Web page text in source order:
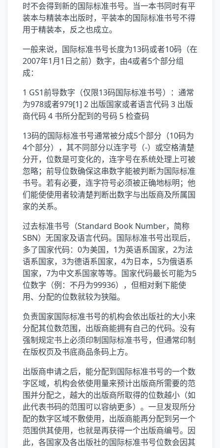
时不会得到新的国际标准书号。当一本书同时有平
装本与精装本出版时，平装本的国际标准书号不得
用于精装本，反之也成立。
一般来说，国际标准书号长度为13码或者10码（在
2007年1月1日之前）数字，由4或者5个部分组
成：
1 GS1前导数字（仅限13码国际标准书号）：通常
为978或者979[1] 2 出版国家或者语言代码 3 出版
商代码 4 书所分配到的号码 5 检查码
13码的国际标准书号通常被分成5个部分（10码为
4个部分），其不同部分以连字号（-）或空格清楚
分开，位数是可变化的，连字号在系统处理上可被
忽略；前导位数确保这串数字能被判断为国际标准
书号。若有必要，连字符号必须被正确地标明；他
们能使使用者较清楚判断出数字与出版商及所属国
家的关系。
过去标准书号（Standard Book Number，简称
SBN）无国家及语言代码。国际标准书号出现后，
多了国家代码：0为美国，1为英语系国家，2为法
语系国家，3为德语系国家，4为日本，5为俄语系
国家，7为中文系国家等等。国家代码最长可能为5
位数字（例：不丹为99936），但相对剩下能使
用、分配的位数就较为狭隘。
负责国家国际标准书号的机构会依出版社的大小来
分配其位数范围，出版商能拥有自己的代码。没有
强制规定书上必须印制国际标准书号，但通常印制
在版权页及书底商品条码上方。
出版商申请之后，能分配到国际标准书号的一个数
字区域，机构会依使用量来预计出版商所需要的范
围并分配之，越大的出版商所取得的位数越小（如
此代表书码的范围可以容纳更多）。一旦发现所分
配的数字区域不敷使用，出版商能再分配到另一个
范围供其使用，也就是再获得一个出版商编号。因
此，各国家及各出版社的国际标准书号位数会因其